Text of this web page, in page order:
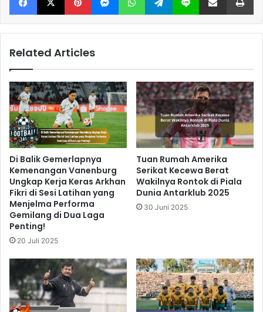
Related Articles
Di Balik Gemerlapnya
Kemenangan Vanenburg
Ungkap Kerja Keras Arkhan
Fikri di Sesi Latihan yang
Menjelma Performa
Gemilang di Dua Laga
Penting!
20 Juli 2025
Tuan Rumah Amerika
Serikat Kecewa Berat
Wakilnya Rontok di Piala
Dunia Antarklub 2025
30 Juni 2025